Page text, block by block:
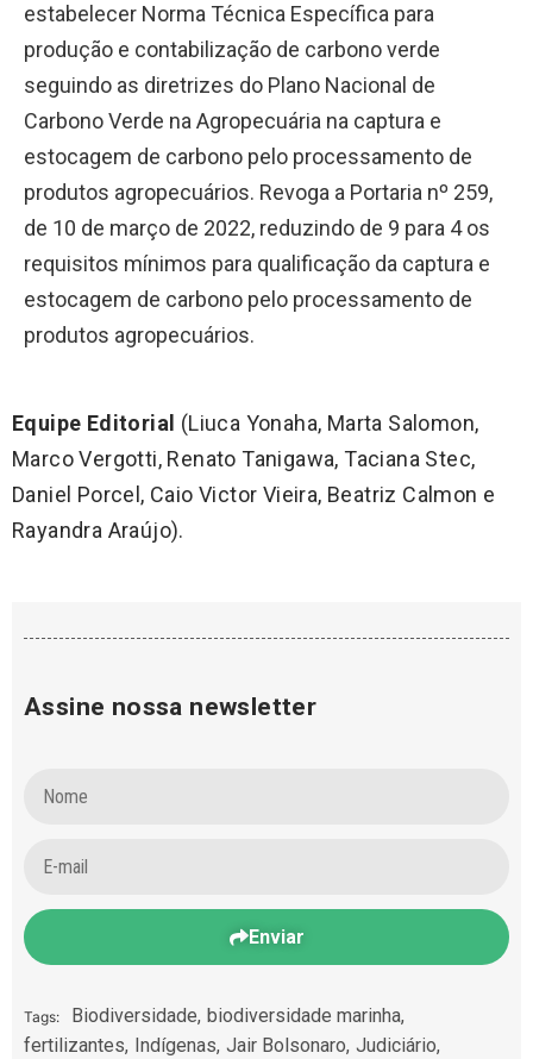
estabelecer Norma Técnica Específica para
produção e contabilização de carbono verde
seguindo as diretrizes do Plano Nacional de
Carbono Verde na Agropecuária na captura e
estocagem de carbono pelo processamento de
produtos agropecuários. Revoga a Portaria nº 259,
de 10 de março de 2022, reduzindo de 9 para 4 os
requisitos mínimos para qualificação da captura e
estocagem de carbono pelo processamento de
produtos agropecuários.
Equipe Editorial (Liuca Yonaha, Marta Salomon,
Marco Vergotti, Renato Tanigawa, Taciana Stec,
Daniel Porcel, Caio Victor Vieira, Beatriz Calmon e
Rayandra Araújo).
Assine nossa newsletter
Enviar
Tags: Biodiversidade, biodiversidade marinha,
fertilizantes, Indígenas, Jair Bolsonaro, Judiciário,